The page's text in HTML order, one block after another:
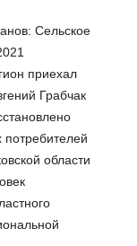
Сельское
приехал
Грабчак
области